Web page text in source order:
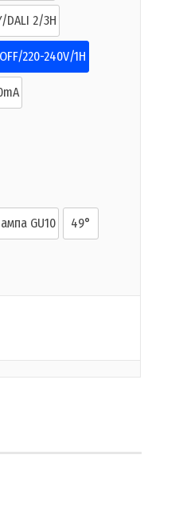
DALI 2/3H
220-240V/1H
GU10 49°